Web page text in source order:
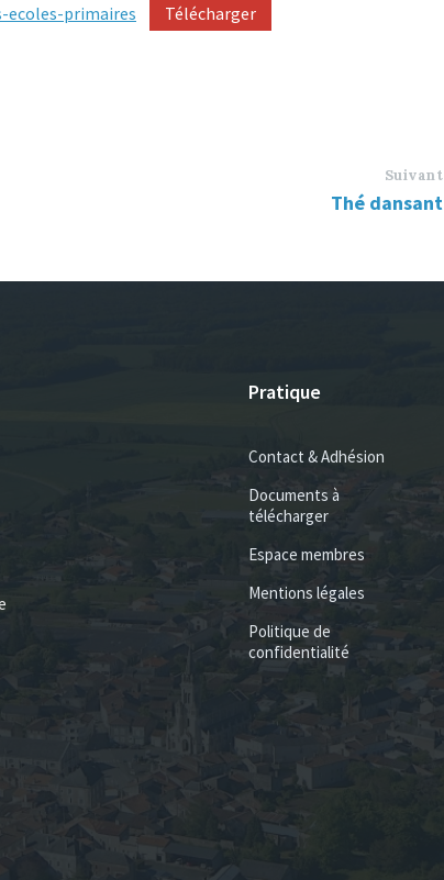
ecoles-primaires Télécharger
Suivant
Thé dansant
Pratique
Contact & Adhésion
Documents à
télécharger
Espace membres
Mentions légales
Politique de
confidentialité